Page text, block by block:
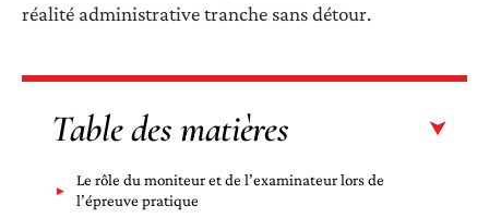
réalité administrative tranche sans détour.
Table des matières
Le rôle du moniteur et de l’examinateur lors de
l’épreuve pratique